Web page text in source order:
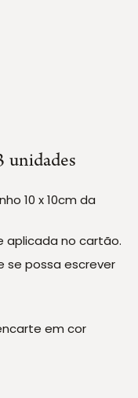
unidades
10 x 10cm da
aplicada no cartão.
se possa escrever
em cor